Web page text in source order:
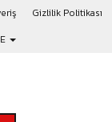
Gizlilik Politikası